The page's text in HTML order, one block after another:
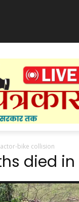
bike collision
died